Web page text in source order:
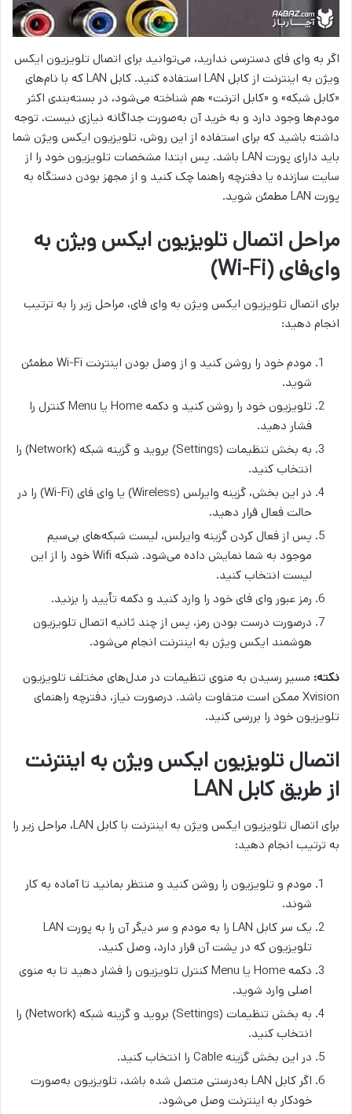
اگر به وای فای دسترسی ندارید، می‌توانید برای اتصال تلویزیون ایکس
ویژن به اینترنت از کابل LAN استفاده کنید. کابل LAN که با نام‌های
«کابل شبکه» و «کابل اترنت» هم شناخته می‌شود، در بسته‌بندی اکثر
مودم‌ها وجود دارد و به خرید آن به‌صورت جداگانه نیازی نیست. توجه
داشته باشید که برای استفاده از این روش، تلویزیون ایکس ویژن شما
باید دارای پورت LAN باشد. پس ابتدا مشخصات تلویزیون خود را از
سایت سازنده یا دفترچه راهنما چک کنید و از مجهز بودن دستگاه به
پورت LAN مطمئن شوید.
مراحل اتصال تلویزیون ایکس ویژن به
وای‌فای (Wi-Fi)
برای اتصال تلویزیون ایکس ویژن به وای فای، مراحل زیر را به ترتیب
انجام دهید:
مودم خود را روشن کنید و از وصل بودن اینترنت Wi-Fi مطمئن
شوید.
تلویزیون خود را روشن کنید و دکمه Home یا Menu کنترل را
فشار دهید.
به بخش تنظیمات (Settings) بروید و گزینه شبکه (Network) را
انتخاب کنید.
در این بخش، گزینه وایرلس (Wireless) یا وای فای (Wi-Fi) را در
حالت فعال قرار دهید.
پس از فعال کردن گزینه وایرلس، لیست شبکه‌های بی‌سیم
موجود به شما نمایش داده می‌شود. شبکه Wifi خود را از این
لیست انتخاب کنید.
رمز عبور وای فای خود را وارد کنید و دکمه تأیید را بزنید.
درصورت درست بودن رمز، پس از چند ثانیه اتصال تلویزیون
هوشمند ایکس ویژن به اینترنت انجام می‌شود.
نکته: مسیر رسیدن به منوی تنظیمات در مدل‌های مختلف تلویزیون
Xvision ممکن است متفاوت باشد. درصورت نیاز، دفترچه راهنمای
تلویزیون خود را بررسی کنید.
اتصال تلویزیون ایکس ویژن به اینترنت
از طریق کابل LAN
برای اتصال تلویزیون ایکس ویژن به اینترنت با کابل LAN، مراحل زیر را
به ترتیب انجام دهید:
مودم و تلویزیون را روشن کنید و منتظر بمانید تا آماده به کار
شوند.
یک سر کابل LAN را به مودم و سر دیگر آن را به پورت LAN
تلویزیون که در پشت آن قرار دارد، وصل کنید.
دکمه Home یا Menu کنترل تلویزیون را فشار دهید تا به منوی
اصلی وارد شوید.
به بخش تنظیمات (Settings) بروید و گزینه شبکه (Network) را
انتخاب کنید.
در این بخش گزینه Cable را انتخاب کنید.
اگر کابل LAN به‌درستی متصل شده باشد، تلویزیون به‌صورت
خودکار به اینترنت وصل می‌شود.